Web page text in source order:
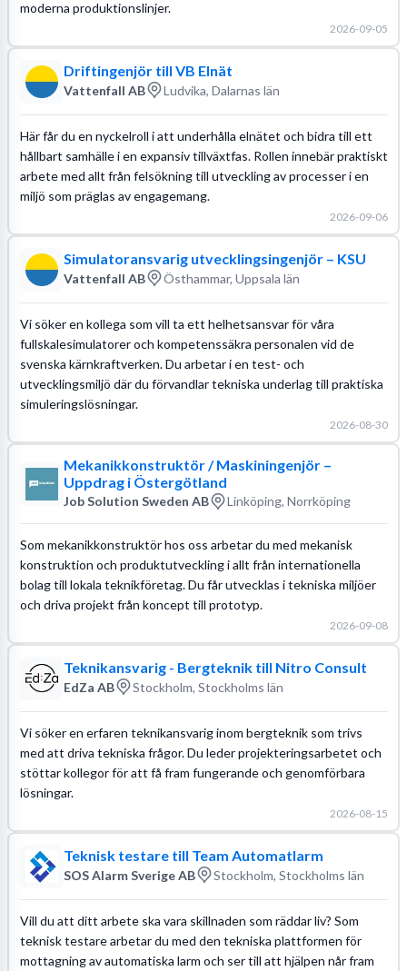
moderna produktionslinjer.
2026-09-05
Driftingenjör till VB Elnät
Vattenfall AB Ludvika, Dalarnas län
Här får du en nyckelroll i att underhålla elnätet och bidra till ett
hållbart samhälle i en expansiv tillväxtfas. Rollen innebär praktiskt
arbete med allt från felsökning till utveckling av processer i en
miljö som präglas av engagemang.
2026-09-06
Simulatoransvarig utvecklingsingenjör – KSU
Vattenfall AB Östhammar, Uppsala län
Vi söker en kollega som vill ta ett helhetsansvar för våra
fullskalesimulatorer och kompetenssäkra personalen vid de
svenska kärnkraftverken. Du arbetar i en test- och
utvecklingsmiljö där du förvandlar tekniska underlag till praktiska
simuleringslösningar.
2026-08-30
Mekanikkonstruktör / Maskiningenjör –
Uppdrag i Östergötland
Job Solution Sweden AB Linköping, Norrköping
Som mekanikkonstruktör hos oss arbetar du med mekanisk
konstruktion och produktutveckling i allt från internationella
bolag till lokala teknikföretag. Du får utvecklas i tekniska miljöer
och driva projekt från koncept till prototyp.
2026-09-08
Teknikansvarig - Bergteknik till Nitro Consult
EdZa AB Stockholm, Stockholms län
Vi söker en erfaren teknikansvarig inom bergteknik som trivs
med att driva tekniska frågor. Du leder projekteringsarbetet och
stöttar kollegor för att få fram fungerande och genomförbara
lösningar.
2026-08-15
Teknisk testare till Team Automatlarm
SOS Alarm Sverige AB Stockholm, Stockholms län
Vill du att ditt arbete ska vara skillnaden som räddar liv? Som
teknisk testare arbetar du med den tekniska plattformen för
mottagning av automatiska larm och ser till att hjälpen når fram